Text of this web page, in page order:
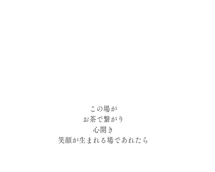
この場が
お茶で繋がり
心開き
笑顔が生まれる場であれたら